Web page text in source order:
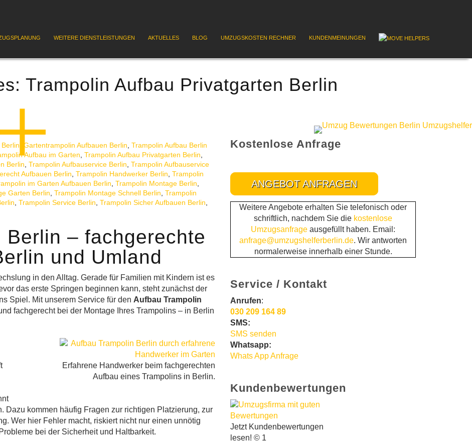
WEITERE DIENSTLEISTUNGEN AKTUELLES BLOG UMZUGSKOSTEN RECHNER KUNDENMEINUNGEN
Trampolin Aufbau Privatgarten Berlin
Gartentrampolin Aufbauen Berlin Trampolin Aufbau Berlin
Aufbau im Garten Trampolin Aufbau Privatgarten Berlin
Berlin Trampolin Aufbauservice Berlin Trampolin Aufbauservice
Aufbauen Berlin Trampolin Handwerker Berlin Trampolin
im Garten Aufbauen Berlin Trampolin Montage Berlin
Garten Berlin Trampolin Montage Schnell Berlin Trampolin
Trampolin Service Berlin Trampolin Sicher Aufbauen Berlin
– fachgerechte
und Umland
in den Alltag. Gerade für Familien mit Kindern ist es
das erste Springen beginnen kann, steht zunächst der
Spiel. Mit unserem Service für den Aufbau Trampolin
fachgerecht bei der Montage Ihres Trampolins – in Berlin
Erfahrene Handwerker beim fachgerechten
Aufbau eines Trampolins in Berlin.
Dazu kommen häufig Fragen zur richtigen Platzierung, zur
Wer hier Fehler macht, riskiert nicht nur einen unnötig
bei der Sicherheit und Haltbarkeit.
Kostenlose Anfrage
ANGEBOT ANFRAGEN
Weitere Angebote erhalten Sie telefonisch oder
schriftlich, nachdem Sie die kostenlose
Umzugsanfrage ausgefüllt haben. Email:
anfrage@umzugshelferberlin.de. Wir antworten
normalerweise innerhalb einer Stunde.
Service / Kontakt
Anrufen:
030 209 164 89
SMS:
SMS senden
Whatsapp:
Whats App Anfrage
Kundenbewertungen
Jetzt Kundenbewertungen
lesen! © 1